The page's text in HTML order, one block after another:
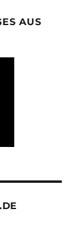
AUS D